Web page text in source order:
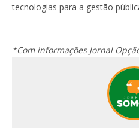
tecnologias para a gestão
*Com informações Jornal